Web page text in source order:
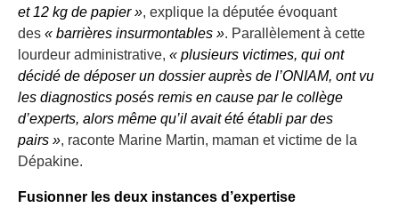
et 12 kg de papier », explique la députée évoquant
des « barrières insurmontables ». Parallèlement à cette
lourdeur administrative, « plusieurs victimes, qui ont
décidé de déposer un dossier auprès de l’ONIAM, ont vu
les diagnostics posés remis en cause par le collège
d’experts, alors même qu’il avait été établi par des
pairs », raconte Marine Martin, maman et victime de la
Dépakine.
Fusionner les deux instances d’expertise